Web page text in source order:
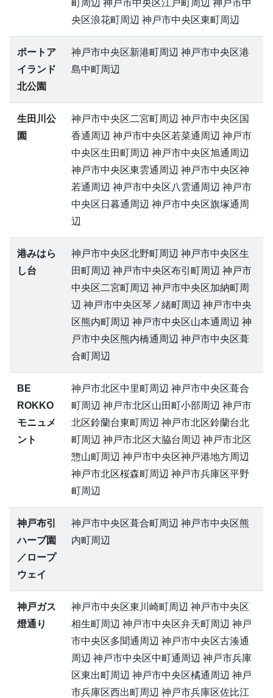
町周辺 神戸市中央区江戸町周辺 神戸市中
央区浪花町周辺 神戸市中央区東町周辺
ポートア
イランド
北公園
神戸市中央区新港町周辺 神戸市中央区港
島中町周辺
生田川公
園
神戸市中央区二宮町周辺 神戸市中央区国
香通周辺 神戸市中央区若菜通周辺 神戸市
中央区生田町周辺 神戸市中央区旭通周辺
神戸市中央区東雲通周辺 神戸市中央区神
若通周辺 神戸市中央区八雲通周辺 神戸市
中央区日暮通周辺 神戸市中央区旗塚通周
辺
港みはら
し台
神戸市中央区北野町周辺 神戸市中央区生
田町周辺 神戸市中央区布引町周辺 神戸市
中央区二宮町周辺 神戸市中央区加納町周
辺 神戸市中央区琴ノ緒町周辺 神戸市中央
区熊内町周辺 神戸市中央区山本通周辺 神
戸市中央区熊内橋通周辺 神戸市中央区葺
合町周辺
BE
ROKKO
モニュメ
ント
神戸市北区中里町周辺 神戸市中央区葺合
町周辺 神戸市北区山田町小部周辺 神戸市
北区鈴蘭台東町周辺 神戸市北区鈴蘭台北
町周辺 神戸市北区大脇台周辺 神戸市北区
惣山町周辺 神戸市中央区神戸港地方周辺
神戸市北区桜森町周辺 神戸市兵庫区平野
町周辺
神戸布引
ハーブ園
／ロープ
ウェイ
神戸市中央区葺合町周辺 神戸市中央区熊
内町周辺
神戸ガス
燈通り
神戸市中央区東川崎町周辺 神戸市中央区
相生町周辺 神戸市中央区弁天町周辺 神戸
市中央区多聞通周辺 神戸市中央区古湊通
周辺 神戸市中央区中町通周辺 神戸市兵庫
区東出町周辺 神戸市中央区橘通周辺 神戸
市兵庫区西出町周辺 神戸市兵庫区佐比江